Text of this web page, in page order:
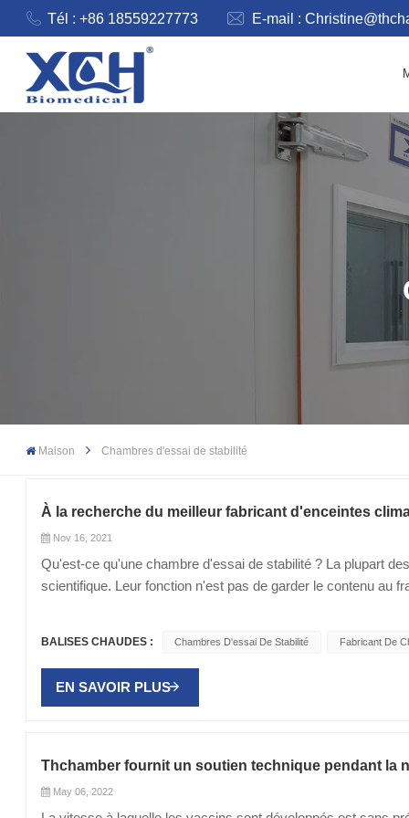
Tél : +86 18559227773 E-mail :
Maison Chambres d'essai de stabilité
À la recherche du meilleur fabricant d'enceintes
Nov 16, 2021
Qu'est-ce qu'une chambre d'essai de stabilité ? La plupart
scientifique. Leur fonction n'est pas de garder le contenu au
ordonnances et les médicaments contre les maux de tête.
également à de nombreux produits dont les performances
saurez également ce que vous recherchez. J'espère que le
l'inventaire dépasse la disponibilité. Consultez le site Web
BALISES CHAUDES : Chambres D'essai De Stabilité Fabricant De
EN SAVOIR PLUS
Thchamber fournit un soutien technique pendant la
May 06, 2022